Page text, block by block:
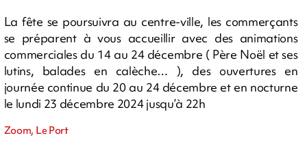
La fête se poursuivra au centre-ville, les commerçants
se préparent à vous accueillir avec des animations
commerciales du 14 au 24 décembre ( Père Noël et ses
lutins, balades en calèche… ), des ouvertures en
journée continue du 20 au 24 décembre et en nocturne
le lundi 23 décembre 2024 jusqu’à 22h
Zoom, Le Port